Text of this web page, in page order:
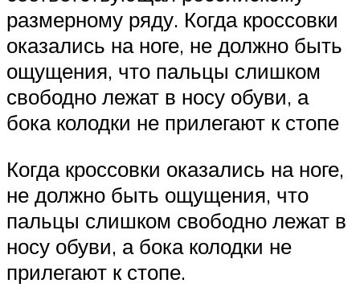
размерному ряду. Когда кроссовки
оказались на ноге, не должно быть
ощущения, что пальцы слишком
свободно лежат в носу обуви, а
бока колодки не прилегают к стопе
Когда кроссовки оказались на ноге,
не должно быть ощущения, что
пальцы слишком свободно лежат в
носу обуви, а бока колодки не
прилегают к стопе.